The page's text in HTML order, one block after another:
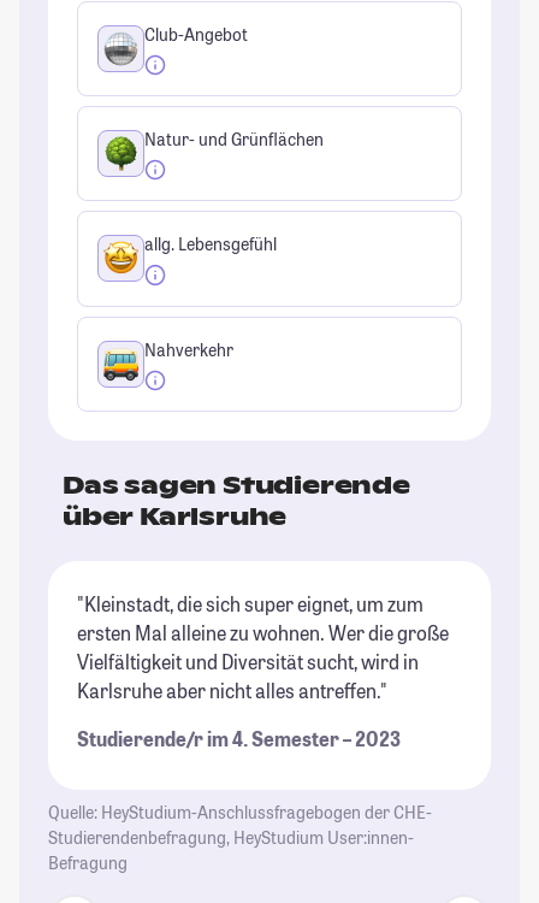
Club-Angebot
Natur- und Grünflächen
allg. Lebensgefühl
Nahverkehr
Das sagen Studierende
über Karlsruhe
"Kleinstadt, die sich super eignet, um zum
ersten Mal alleine zu wohnen. Wer die große
Vielfältigkeit und Diversität sucht, wird in
Karlsruhe aber nicht alles antreffen."
Studierende/r im 4. Semester – 2023
Quelle: HeyStudium-Anschlussfragebogen der CHE-
Studierendenbefragung, HeyStudium User:innen-
Befragung